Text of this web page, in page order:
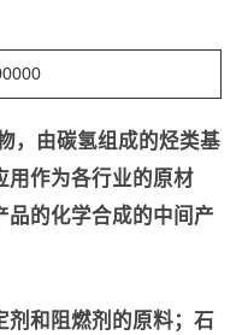
，由碳氢组成的烃类基
用作为各行业的原材
品的化学合成的中间产
剂和阻燃剂的原料；石